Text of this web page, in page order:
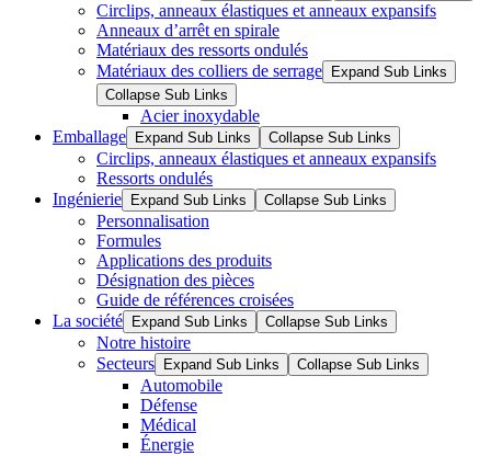
Circlips, anneaux élastiques et anneaux expansifs
Anneaux d’arrêt en spirale
Matériaux des ressorts ondulés
Matériaux des colliers de serrage
Expand Sub Links
Collapse Sub Links
Acier inoxydable
Emballage
Expand Sub Links Collapse Sub Links
Circlips, anneaux élastiques et anneaux expansifs
Ressorts ondulés
Ingénierie
Expand Sub Links Collapse Sub Links
Personnalisation
Formules
Applications des produits
Désignation des pièces
Guide de références croisées
La société
Expand Sub Links Collapse Sub Links
Notre histoire
Secteurs
Expand Sub Links Collapse Sub Links
Automobile
Défense
Médical
Énergie